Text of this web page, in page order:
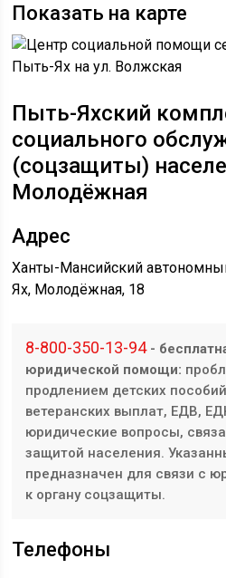
Показать на карте
Пыть-Яхский
социального
(соцзащиты)
Молодёжная
Адрес
Ханты-Мансийский
Ях, Молодёжная, 18
8-800-350-13-94-
юридической помощи:
продлением детских
ветеранских выплат, ЕДВ,
юридические вопросы,
защитой населения.
предназначен для связи с
к органу соцзащиты.
Телефоны